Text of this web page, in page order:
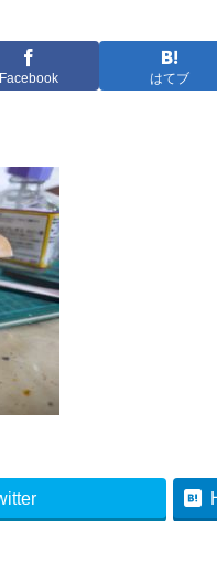
Facebook はてブ